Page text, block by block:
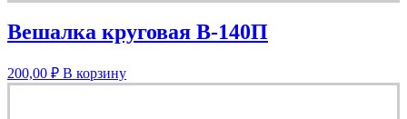
Вешалка круговая В-140П
200,00 ₽ В корзину